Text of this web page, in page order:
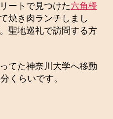
ートで見つけた六角橋
焼き肉ランチしまし
聖地巡礼で訪問する方
てた神奈川大学へ移動
くらいです。